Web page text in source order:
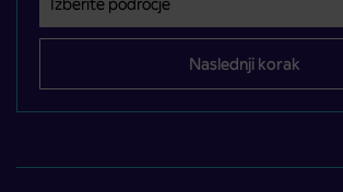
Naslednji korak